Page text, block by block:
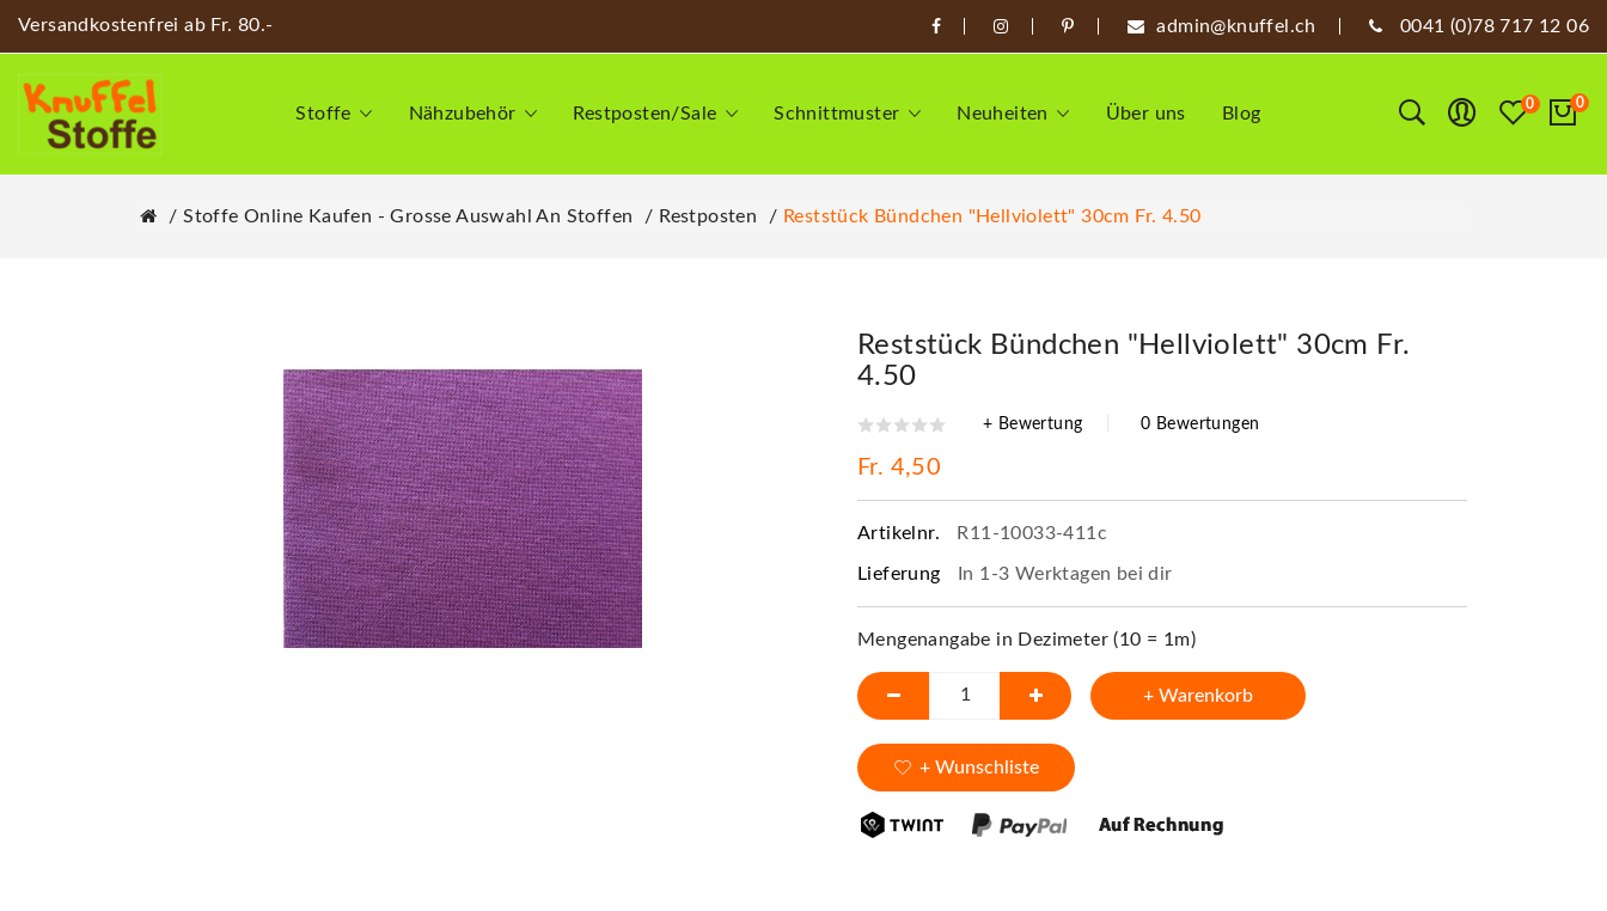
Versandkostenfrei ab Fr. 80.- admin@knuffel.ch 0041 (0)78 717 12 06
Stoffe Nähzubehör Restposten/Sale Schnittmuster Neuheiten Über uns Blog 0 0
Stoffe Online Kaufen - Grosse Auswahl An Stoffen Restposten Reststück Bündchen "Hellviolett" 30cm Fr. 4.50
Reststück Bündchen "Hellviolett" 30cm Fr.
4.50
+ Bewertung 0 Bewertungen
Fr. 4,50
Artikelnr. R11-10033-411c
Lieferung In 1-3 Werktagen bei dir
Mengenangabe in Dezimeter (10 = 1m)
+ Warenkorb
+ Wunschliste